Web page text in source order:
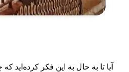
آیا تا به حال به این فکر